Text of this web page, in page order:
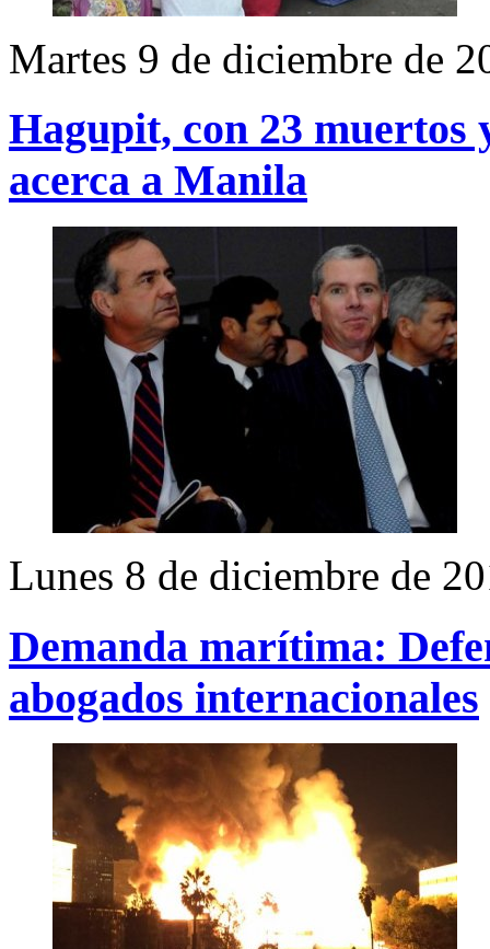
Martes 9 de diciembre de
Hagupit, con 23 muertos
acerca a Manila
Lunes 8 de diciembre de
Demanda marítima:
abogados internacionales